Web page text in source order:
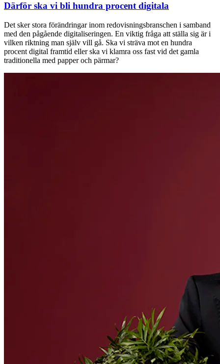
Därför ska vi bli hundra procent digitala
Det sker stora förändringar inom redovisningsbranschen i samband
med den pågående digitaliseringen. En viktig fråga att ställa sig är i
vilken riktning man själv vill gå. Ska vi sträva mot en hundra
procent digital framtid eller ska vi klamra oss fast vid det gamla
traditionella med papper och pärmar?